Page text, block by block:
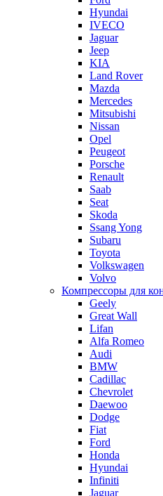
Hyundai
IVECO
Jaguar
Jeep
KIA
Land Rover
Mazda
Mercedes
Mitsubishi
Nissan
Opel
Peugeot
Porsche
Renault
Saab
Seat
Skoda
Ssang Yong
Subaru
Toyota
Volkswagen
Volvo
Компрессоры для
Geely
Great Wall
Lifan
Alfa Romeo
Audi
BMW
Cadillac
Chevrolet
Daewoo
Dodge
Fiat
Ford
Honda
Hyundai
Infiniti
Jaguar